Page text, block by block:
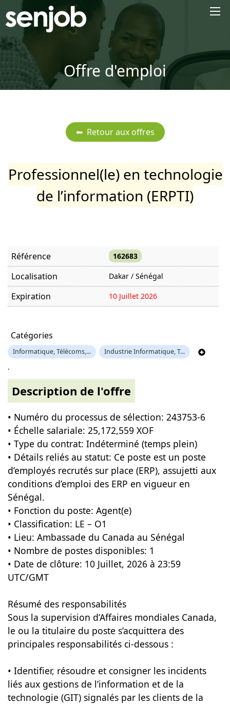
Offre d'emploi
Professionnel(le) en technologie
de l’information (ERPTI)
Référence 162683
Localisation Dakar / Sénégal
Expiration 10 Juillet 2026
Catégories
Informatique, Télécoms,... Industrie Informatique, T...
.
Description de l'offre
• Numéro du processus de sélection: 243753-6
• Échelle salariale: 25,172,559 XOF
• Type du contrat: Indéterminé (temps plein)
• Détails reliés au statut: Ce poste est un poste
d’employés recrutés sur place (ERP), assujetti aux
conditions d’emploi des ERP en vigueur en
Sénégal.
• Fonction du poste: Agent(e)
• Classification: LE – O1
• Lieu: Ambassade du Canada au Sénégal
• Nombre de postes disponibles: 1
• Date de clôture: 10 Juillet, 2026 à 23:59
UTC/GMT
Résumé des responsabilités
Sous la supervision d’Affaires mondiales Canada,
le ou la titulaire du poste s’acquittera des
principales responsabilités ci-dessous :
• Identifier, résoudre et consigner les incidents
liés aux gestions de l’information et de la
technologie (GIT) signalés par les clients de la